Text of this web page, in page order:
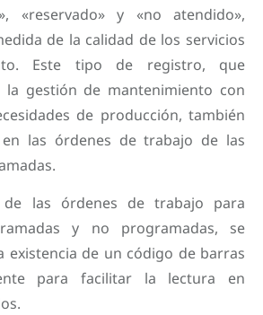
«reservado» y «no atendido»,
de la calidad de los servicios
Este tipo de registro, que
la gestión de mantenimiento con
de producción, también
las órdenes de trabajo de las
las órdenes de trabajo para
y no programadas, se
existencia de un código de barras
para facilitar la lectura en